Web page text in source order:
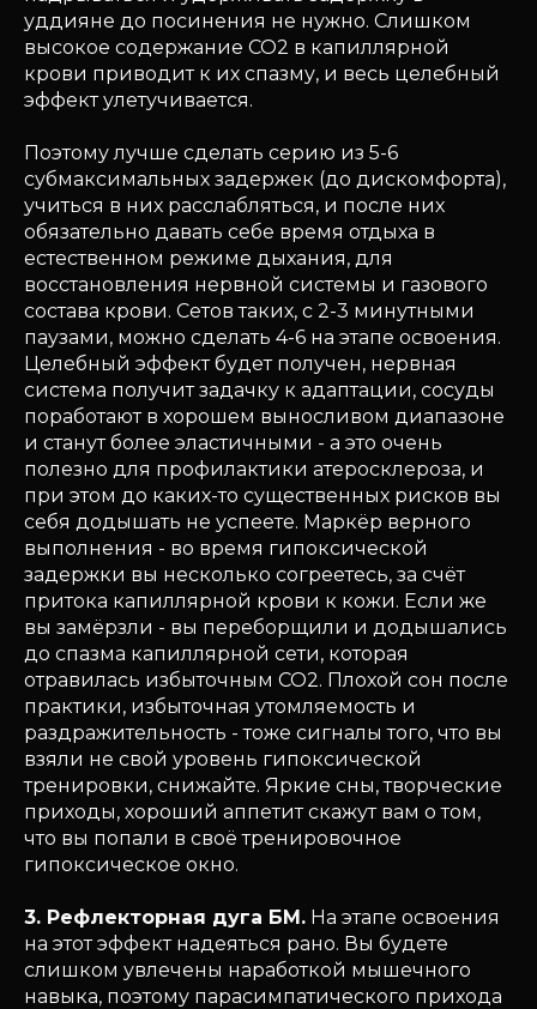
уддияне до посинения не нужно. Слишком
высокое содержание СО2 в капиллярной
крови приводит к их спазму, и весь целебный
эффект улетучивается.
Поэтому лучше сделать серию из 5-6
субмаксимальных задержек (до дискомфорта),
учиться в них расслабляться, и после них
обязательно давать себе время отдыха в
естественном режиме дыхания, для
восстановления нервной системы и газового
состава крови. Сетов таких, с 2-3 минутными
паузами, можно сделать 4-6 на этапе освоения.
Целебный эффект будет получен, нервная
система получит задачку к адаптации, сосуды
поработают в хорошем выносливом диапазоне
и станут более эластичными - а это очень
полезно для профилактики атеросклероза, и
при этом до каких-то существенных рисков вы
себя додышать не успеете. Маркёр верного
выполнения - во время гипоксической
задержки вы несколько согреетесь, за счёт
притока капиллярной крови к кожи. Если же
вы замёрзли - вы переборщили и додышались
до спазма капиллярной сети, которая
отравилась избыточным СО2. Плохой сон после
практики, избыточная утомляемость и
раздражительность - тоже сигналы того, что вы
взяли не свой уровень гипоксической
тренировки, снижайте. Яркие сны, творческие
приходы, хороший аппетит скажут вам о том,
что вы попали в своё тренировочное
гипоксическое окно.
3. Рефлекторная дуга БМ. На этапе освоения
на этот эффект надеяться рано. Вы будете
слишком увлечены наработкой мышечного
навыка, поэтому парасимпатического прихода